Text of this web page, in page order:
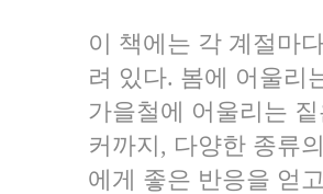
이 책에는 각 계절마
려 있다. 봄에 어울리
가을철에 어울리는
커까지, 다양한 종류
에게 좋은 반응을 얻